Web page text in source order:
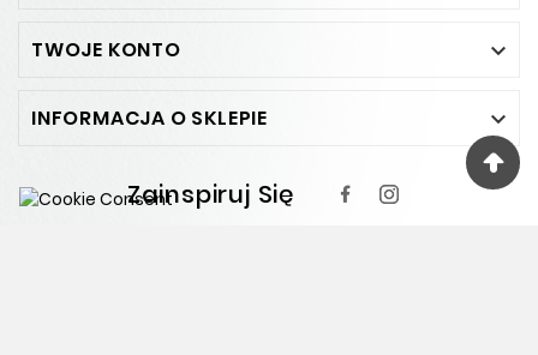
TWOJE KONTO 
INFORMACJA O SKLEPIE 
Zainspiruj Się